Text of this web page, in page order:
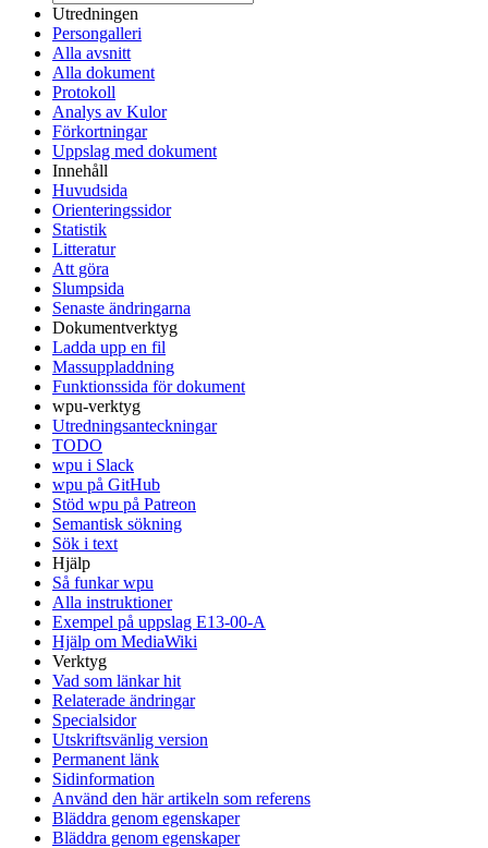
Utredningen
Persongalleri
Alla avsnitt
Alla dokument
Protokoll
Analys av Kulor
Förkortningar
Uppslag med dokument
Innehåll
Huvudsida
Orienteringssidor
Statistik
Litteratur
Att göra
Slumpsida
Senaste ändringarna
Dokumentverktyg
Ladda upp en fil
Massuppladdning
Funktionssida för dokument
wpu-verktyg
Utredningsanteckningar
TODO
wpu i Slack
wpu på GitHub
Stöd wpu på Patreon
Semantisk sökning
Sök i text
Hjälp
Så funkar wpu
Alla instruktioner
Exempel på uppslag E13-00-A
Hjälp om MediaWiki
Verktyg
Vad som länkar hit
Relaterade ändringar
Specialsidor
Utskriftsvänlig version
Permanent länk
Sidinformation
Använd den här artikeln som referens
Bläddra genom egenskaper
Bläddra genom egenskaper